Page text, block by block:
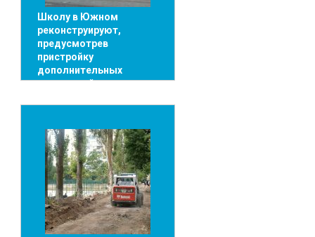
Школу в Южном
реконструируют,
предусмотрев
пристройку
дополнительных
помещений